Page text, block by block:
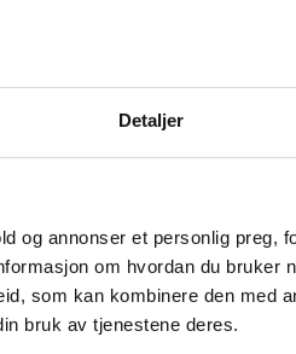
Detaljer
og annonser et personlig preg,
om hvordan du bruker
som kan kombinere den med
bruk av tjenestene deres.
rutiner og instrukser
og instrukser for å avdekke,
ansatte.
og revidering av
instruert personell